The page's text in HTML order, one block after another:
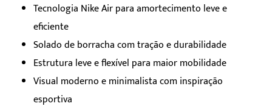
Tecnologia Nike Air para amortecimento leve e
eficiente
Solado de borracha com tração e durabilidade
Estrutura leve e flexível para maior mobilidade
Visual moderno e minimalista com inspiração
esportiva